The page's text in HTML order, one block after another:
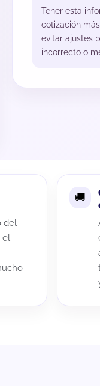
Tener esta
cotización
evitar ajustes
incorrecto o
del
el